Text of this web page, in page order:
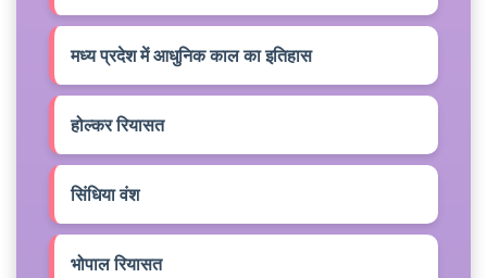
मध्य प्रदेश में आधुनिक काल का इतिहास
होल्कर रियासत
सिंधिया वंश
भोपाल रियासत